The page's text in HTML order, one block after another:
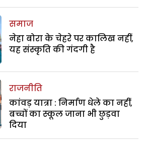
समाज
नेहा बोरा के चेहरे पर कालिख नहीं,
यह संस्कृति की गंदगी है
राजनीति
कांवड़ यात्रा : निर्माण धेले का नहीं,
बच्चों का स्कूल जाना भी छुड़वा
दिया